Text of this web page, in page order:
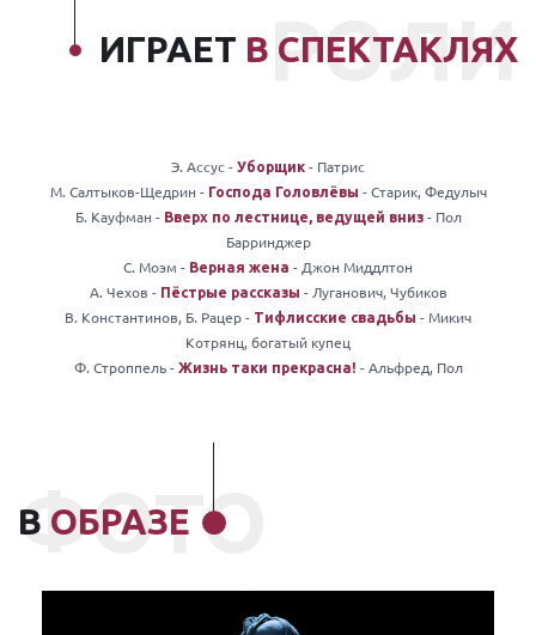
ИГРАЕТ В СПЕКТАКЛЯХ
РОЛИ
Э. Ассус - Уборщик - Патрис
М. Салтыков-Щедрин - Господа Головлёвы - Старик, Федулыч
Б. Кауфман - Вверх по лестнице, ведущей вниз- Пол
Барринджер
С. Моэм - Верная жена - Джон Миддлтон
А. Чехов - Пёстрые рассказы - Луганович, Чубиков
В. Константинов, Б. Рацер - Тифлисские свадьбы - Микич
Котрянц, богатый купец
Ф. Строппель - Жизнь таки прекрасна! - Альфред, Пол
В ОБРАЗЕ
ФОТО